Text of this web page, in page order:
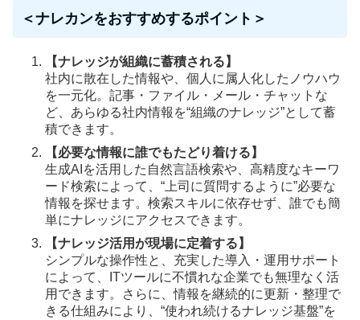
＜ナレカンをおすすめするポイント＞
【ナレッジが組織に蓄積される】
社内に散在した情報や、個人に属人化したノウハウ
を一元化。記事・ファイル・メール・チャットな
ど、あらゆる社内情報を“組織のナレッジ”として蓄
積できます。
【必要な情報に誰でもたどり着ける】
生成AIを活用した自然言語検索や、高精度なキーワ
ード検索によって、“上司に質問するように”必要な
情報を探せます。検索スキルに依存せず、誰でも簡
単にナレッジにアクセスできます。
【ナレッジ活用が現場に定着する】
シンプルな操作性と、充実した導入・運用サポート
によって、ITツールに不慣れな企業でも無理なく活
用できます。さらに、情報を継続的に更新・整理で
きる仕組みにより、“使われ続けるナレッジ基盤”を